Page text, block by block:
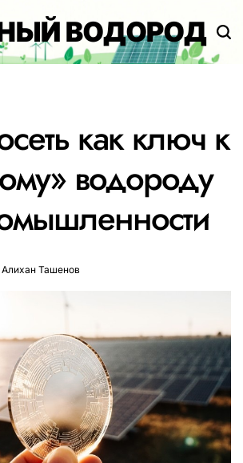
ВОДОРОД
как ключ к
водороду
Алихан Ташенов